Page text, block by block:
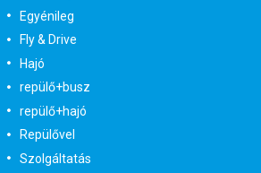
Egyénileg
Fly & Drive
Hajó
repülő+busz
repülő+hajó
Repülővel
Szolgáltatás